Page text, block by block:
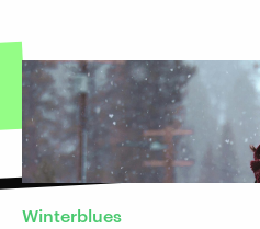
Winterblues